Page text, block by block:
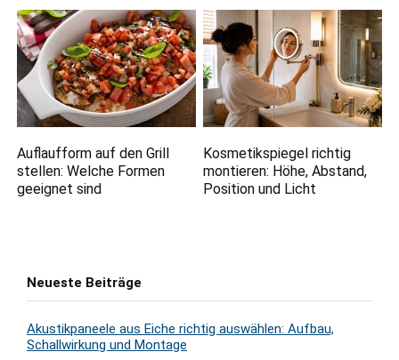
Auflaufform auf den Grill
stellen: Welche Formen
geeignet sind
Kosmetikspiegel richtig
montieren: Höhe, Abstand,
Position und Licht
Neueste Beiträge
Akustikpaneele aus Eiche richtig auswählen: Aufbau,
Schallwirkung und Montage